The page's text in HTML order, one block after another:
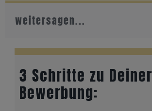
weitersagen...
3 Schritte zu Deiner
Bewerbung: